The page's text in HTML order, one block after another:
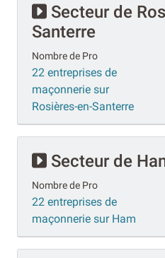
Secteur de
Santerre
Nombre de Pro
22 entreprises de
maçonnerie sur
Rosières-en-Santerre
Secteur de
Nombre de Pro
22 entreprises de
maçonnerie sur Ham